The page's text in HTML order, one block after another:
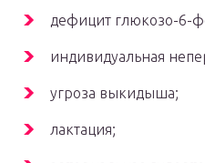
дефицит глюкозо-6-
индивидуальная
угроза выкидыша;
лактация;